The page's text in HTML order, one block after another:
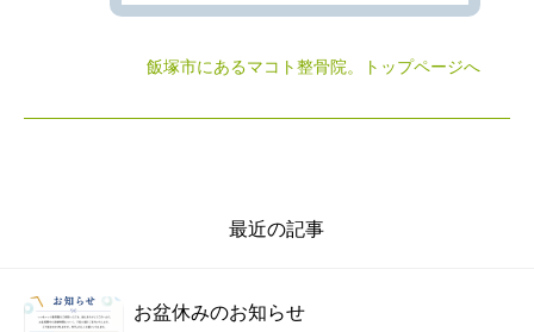
飯塚市にあるマコト整骨院。トップページへ
最近の記事
お盆休みのお知らせ